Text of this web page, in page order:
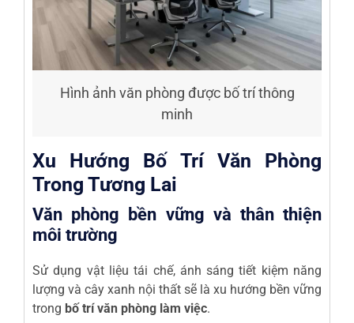
Hình ảnh văn phòng được bố trí thông
minh
Xu Hướng Bố Trí Văn Phòng
Trong Tương Lai
Văn phòng bền vững và thân thiện
môi trường
Sử dụng vật liệu tái chế, ánh sáng tiết kiệm năng
lượng và cây xanh nội thất sẽ là xu hướng bền vững
trong bố trí văn phòng làm việc.